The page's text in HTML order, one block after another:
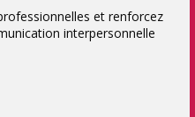
et renforcez
interpersonnelle